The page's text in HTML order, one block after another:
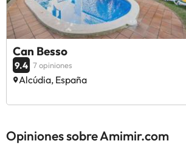
Can Besso
9.4 7 opiniones
Alcúdia, España
Opiniones sobre Amimir.com